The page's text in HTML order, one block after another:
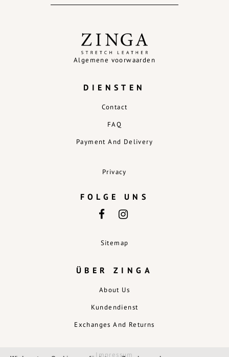
Algemene voorwaarden
DIENSTEN
Contact
FAQ
Payment And Delivery
Privacy
ÜBER ZINGA
About Us
Kundendienst
Exchanges And Returns
Impressum
FOLGE UNS
Sitemap